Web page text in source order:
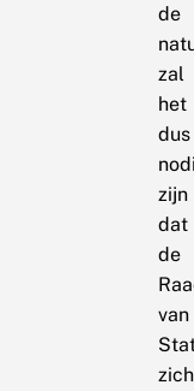
de
zal
het
dus
zijn
dat
de
van
zich